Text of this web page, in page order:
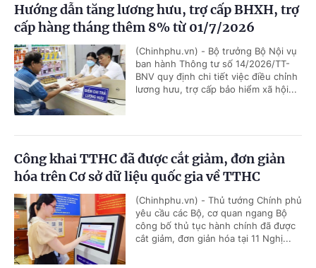
Hướng dẫn tăng lương hưu, trợ cấp BHXH, trợ
cấp hàng tháng thêm 8% từ 01/7/2026
(Chinhphu.vn) - Bộ trưởng Bộ Nội vụ
ban hành Thông tư số 14/2026/TT-
BNV quy định chi tiết việc điều chỉnh
lương hưu, trợ cấp bảo hiểm xã hội...
Công khai TTHC đã được cắt giảm, đơn giản
hóa trên Cơ sở dữ liệu quốc gia về TTHC
(Chinhphu.vn) - Thủ tướng Chính phủ
yêu cầu các Bộ, cơ quan ngang Bộ
công bố thủ tục hành chính đã được
cắt giảm, đơn giản hóa tại 11 Nghị...